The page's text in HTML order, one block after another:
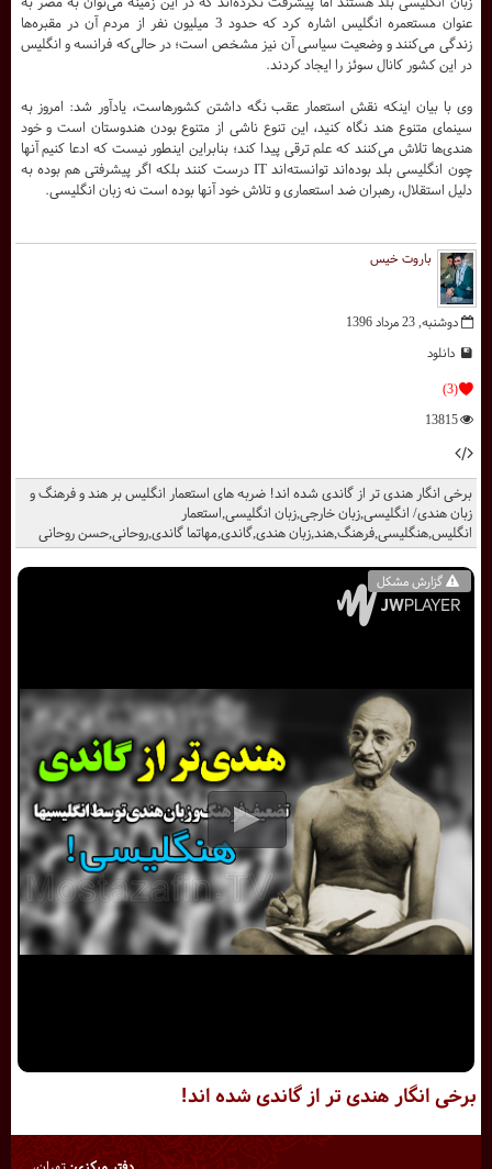
برخی انگار هندی تر از گاندی شده اند!
گزارش مشکل
برخی انگار هندی تر از گاندی شده اند! ضربه های استعمار انگلیس بر هند و فرهنگ و
زبان هندی/ انگلیسی,زبان خارجی,زبان انگلیسی,استعمار
انگلیس,هنگلیسی,فرهنگ,هند,زبان هندی,گاندی,مهاتما گاندی,روحانی,حسن روحانی
باروت خیس
دوشنبه, 23 مرداد 1396
دانلود
(3)
13815
عنوان مستعمره انگلیس اشاره کرد که حدود 3 میلیون نفر از مردم آن در مقبره‌ها
زندگی می‌کنند و وضعیت سیاسی آن نیز مشخص است؛ در حالی‌که فرانسه و انگلیس
در این کشور کانال سوئز را ایجاد کردند.
وی با بیان اینکه نقش استعمار عقب نگه داشتن کشورهاست، یادآور شد: امروز به
سینمای متنوع هند نگاه کنید، این تنوع ناشی از متنوع بودن هندوستان است و خود
هندی‌ها تلاش می‌کنند که علم ترقی پیدا کند؛ بنابراین اینطور نیست که ادعا کنیم آنها
چون انگلیسی بلد بوده‌اند توانسته‌اند IT درست کنند بلکه اگر پیشرفتی هم بوده به
دلیل استقلال،‌ رهبران ضد استعماری و تلاش خود آنها بوده است نه زبان انگلیسی.